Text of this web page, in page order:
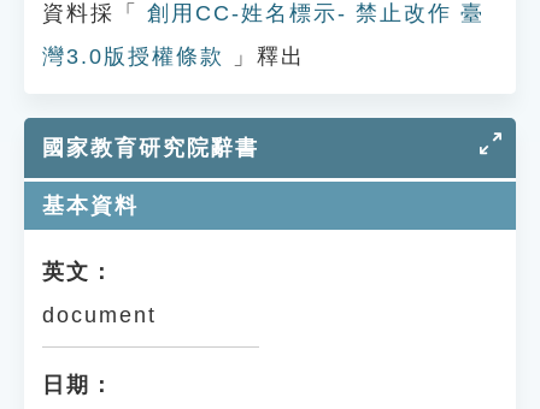
資料採「
創用CC-姓名標示- 禁止改作 臺
灣3.0版授權條款
」釋出
國家教育研究院辭書
基本資料
英文：
document
日期：